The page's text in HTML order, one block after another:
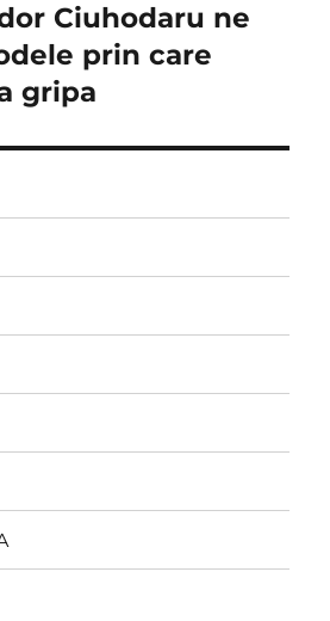
Ciuhodaru ne
prin care
gripa